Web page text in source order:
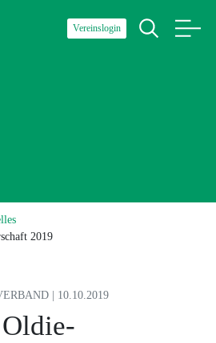
Vereinslogin
2019
| 10.10.2019
Oldie-